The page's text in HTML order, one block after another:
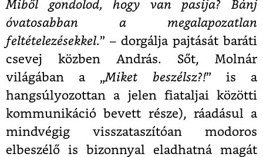
Miből gondolod, hogy van pasija? Bánj
óvatosabban a megalapozatlan
feltételezésekkel.” – dorgálja pajtását baráti
csevej közben András. Sőt, Molnár
világában a „Miket beszélsz?!” is a
hangsúlyozottan a jelen fiataljai közötti
kommunikáció bevett része), ráadásul a
mindvégig visszataszítóan modoros
elbeszélő is bizonnyal eladhatná magát